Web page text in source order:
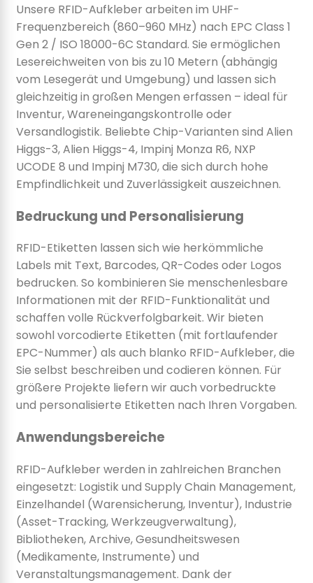
Unsere RFID-Aufkleber arbeiten im UHF-
Frequenzbereich (860–960 MHz) nach EPC Class 1
Gen 2 / ISO 18000-6C Standard. Sie ermöglichen
Lesereichweiten von bis zu 10 Metern (abhängig
vom Lesegerät und Umgebung) und lassen sich
gleichzeitig in großen Mengen erfassen – ideal für
Inventur, Wareneingangskontrolle oder
Versandlogistik. Beliebte Chip-Varianten sind Alien
Higgs-3, Alien Higgs-4, Impinj Monza R6, NXP
UCODE 8 und Impinj M730, die sich durch hohe
Empfindlichkeit und Zuverlässigkeit auszeichnen.
Bedruckung und Personalisierung
RFID-Etiketten lassen sich wie herkömmliche
Labels mit Text, Barcodes, QR-Codes oder Logos
bedrucken. So kombinieren Sie menschenlesbare
Informationen mit der RFID-Funktionalität und
schaffen volle Rückverfolgbarkeit. Wir bieten
sowohl vorcodierte Etiketten (mit fortlaufender
EPC-Nummer) als auch blanko RFID-Aufkleber, die
Sie selbst beschreiben und codieren können. Für
größere Projekte liefern wir auch vorbedruckte
und personalisierte Etiketten nach Ihren Vorgaben.
Anwendungsbereiche
RFID-Aufkleber werden in zahlreichen Branchen
eingesetzt: Logistik und Supply Chain Management,
Einzelhandel (Warensicherung, Inventur), Industrie
(Asset-Tracking, Werkzeugverwaltung),
Bibliotheken, Archive, Gesundheitswesen
(Medikamente, Instrumente) und
Veranstaltungsmanagement. Dank der